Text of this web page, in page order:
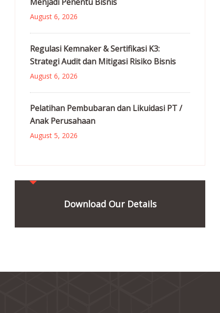
August 6, 2026
Regulasi Kemnaker & Sertifikasi K3:
Strategi Audit dan Mitigasi Risiko Bisnis
August 6, 2026
Pelatihan Pembubaran dan Likuidasi PT /
Anak Perusahaan
August 5, 2026
Download Our Details